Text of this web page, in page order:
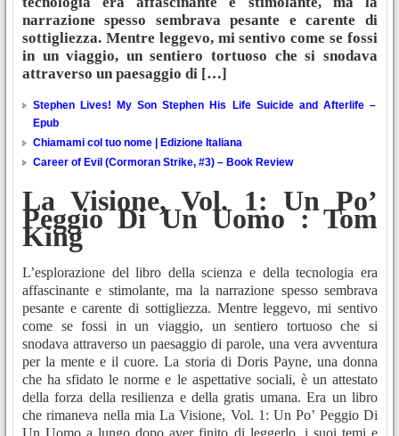
narrazione spesso sembrava pesante e carente di
sottigliezza. Mentre leggevo, mi sentivo come se fossi
in un viaggio, un sentiero tortuoso che si snodava
attraverso un paesaggio di […]
Stephen Lives! My Son Stephen His Life Suicide and Afterlife –
Epub
Chiamami col tuo nome | Edizione Italiana
Career of Evil (Cormoran Strike, #3) – Book Review
La Visione, Vol. 1: Un Po’
Peggio Di Un Uomo : Tom
King
L’esplorazione del libro della scienza e della tecnologia era
affascinante e stimolante, ma la narrazione spesso sembrava
pesante e carente di sottigliezza. Mentre leggevo, mi sentivo
come se fossi in un viaggio, un sentiero tortuoso che si
snodava attraverso un paesaggio di parole, una vera avventura
per la mente e il cuore. La storia di Doris Payne, una donna
che ha sfidato le norme e le aspettative sociali, è un attestato
della forza della resilienza e della gratis umana. Era un libro
che rimaneva nella mia La Visione, Vol. 1: Un Po’ Peggio Di